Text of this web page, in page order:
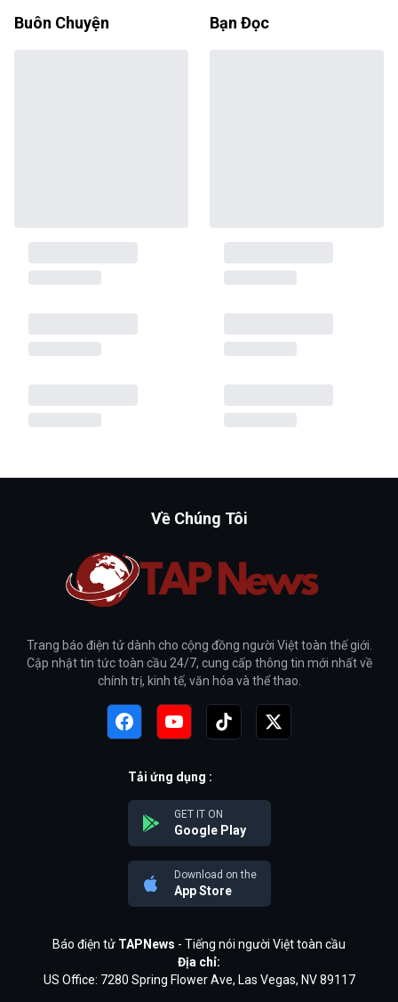
Buôn Chuyện Bạn Đọc
Về Chúng Tôi
Trang báo điện tử dành cho cộng đồng người Việt toàn thế giới.
Cập nhật tin tức toàn cầu 24/7, cung cấp thông tin mới nhất về
chính trị, kinh tế, văn hóa và thể thao.
Tải ứng dụng :
GET IT ON
Google Play
Download on the
App Store
Báo điện tử TAPNews - Tiếng nói người Việt toàn cầu
Địa chỉ:
US Office: 7280 Spring Flower Ave, Las Vegas, NV 89117